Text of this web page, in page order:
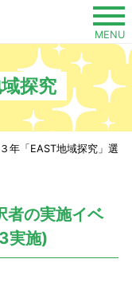
MENU
探究
３年「EAST地域探究」選
者の実施イベ
実施)